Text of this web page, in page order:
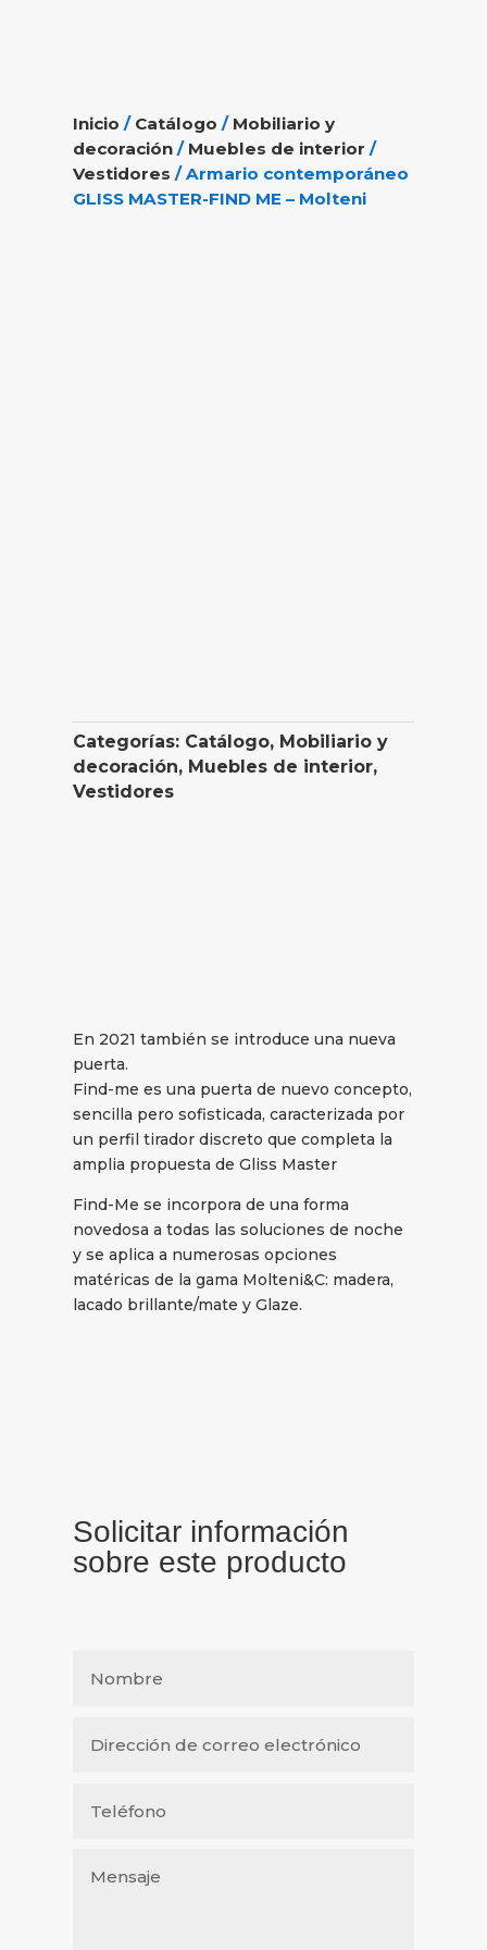
Inicio / Catálogo / Mobiliario y
decoración / Muebles de interior /
Vestidores / Armario contemporáneo
GLISS MASTER-FIND ME – Molteni
Categorías: Catálogo, Mobiliario y
decoración, Muebles de interior,
Vestidores
En 2021 también se introduce una nueva
puerta.
Find-me es una puerta de nuevo concepto,
sencilla pero sofisticada, caracterizada por
un perfil tirador discreto que completa la
amplia propuesta de Gliss Master
Find-Me se incorpora de una forma
novedosa a todas las soluciones de noche
y se aplica a numerosas opciones
matéricas de la gama Molteni&C: madera,
lacado brillante/mate y Glaze.
Solicitar información
sobre este producto